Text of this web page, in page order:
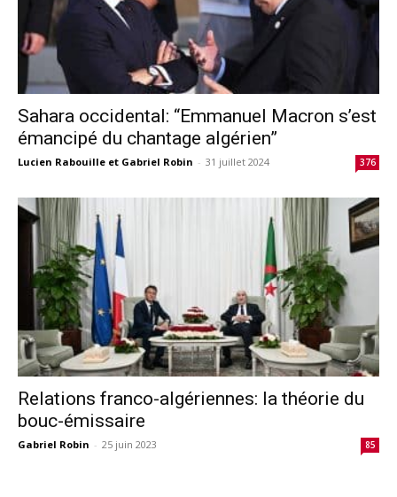
Sahara occidental: “Emmanuel Macron s’est
émancipé du chantage algérien”
Lucien Rabouille et Gabriel Robin - 31 juillet 2024 376
Relations franco-algériennes: la théorie du
bouc-émissaire
Gabriel Robin - 25 juin 2023 85